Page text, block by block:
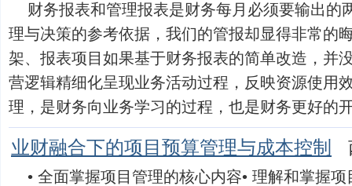
财务报表和管理报表是财务每月必须要输出的
理与决策的参考依据，我们的管报却显得非常的
架、报表项目如果基于财务报表的简单改造，并
营逻辑精细化呈现业务活动过程，反映资源使用
理，是财务向业务学习的过程，也是财务更好的
业财融合下的项目预算管理与成本控制
• 全面掌握项目管理的核心内容• 理解和掌握